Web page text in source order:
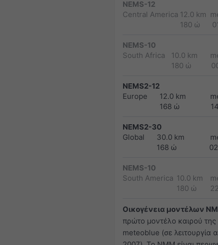
NEMS-12
Central America 12.0 km
180 ώ
NEMS-10
South Africa
10.0 km
180 ώ
NEMS2-12
Europe
12.0 km
168 ώ
NEMS2-30
Global
30.0 km
168 ώ
NEMS-10
South America 10.0 km
180 ώ
Οικογένεια μοντέλων
πρώτο μοντέλο καιρού της
meteoblue (σε λειτουργία